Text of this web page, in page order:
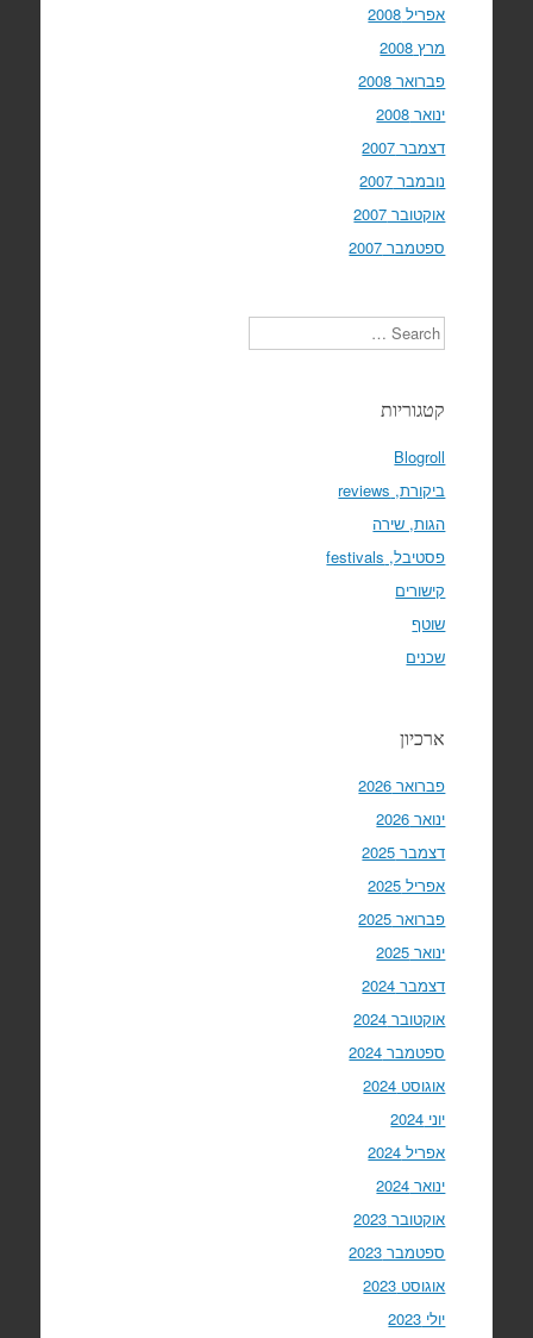
אפריל 2008
מרץ 2008
פברואר 2008
ינואר 2008
דצמבר 2007
נובמבר 2007
אוקטובר 2007
ספטמבר 2007
Search
קטגוריות
Blogroll
ביקורת, reviews
הגות, שירה
פסטיבל, festivals
קישורים
שוטף
שכנים
ארכיון
פברואר 2026
ינואר 2026
דצמבר 2025
אפריל 2025
פברואר 2025
ינואר 2025
דצמבר 2024
אוקטובר 2024
ספטמבר 2024
אוגוסט 2024
יוני 2024
אפריל 2024
ינואר 2024
אוקטובר 2023
ספטמבר 2023
אוגוסט 2023
יולי 2023